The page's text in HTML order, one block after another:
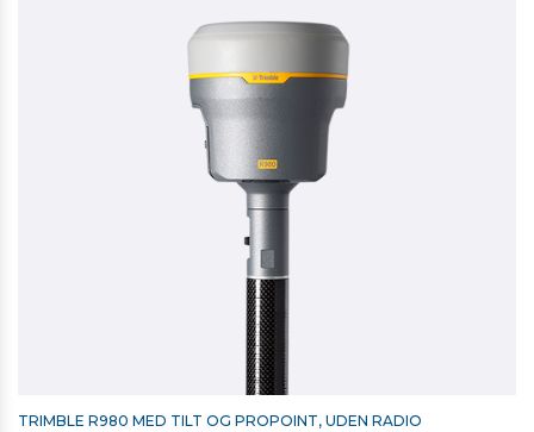
TRIMBLE R980 MED TILT OG PROPOINT, UDEN RADIO